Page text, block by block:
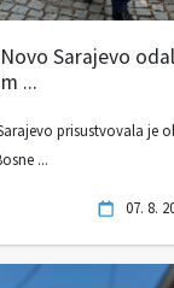
Sarajevo
...
prisustvovala je
...
07. 8.